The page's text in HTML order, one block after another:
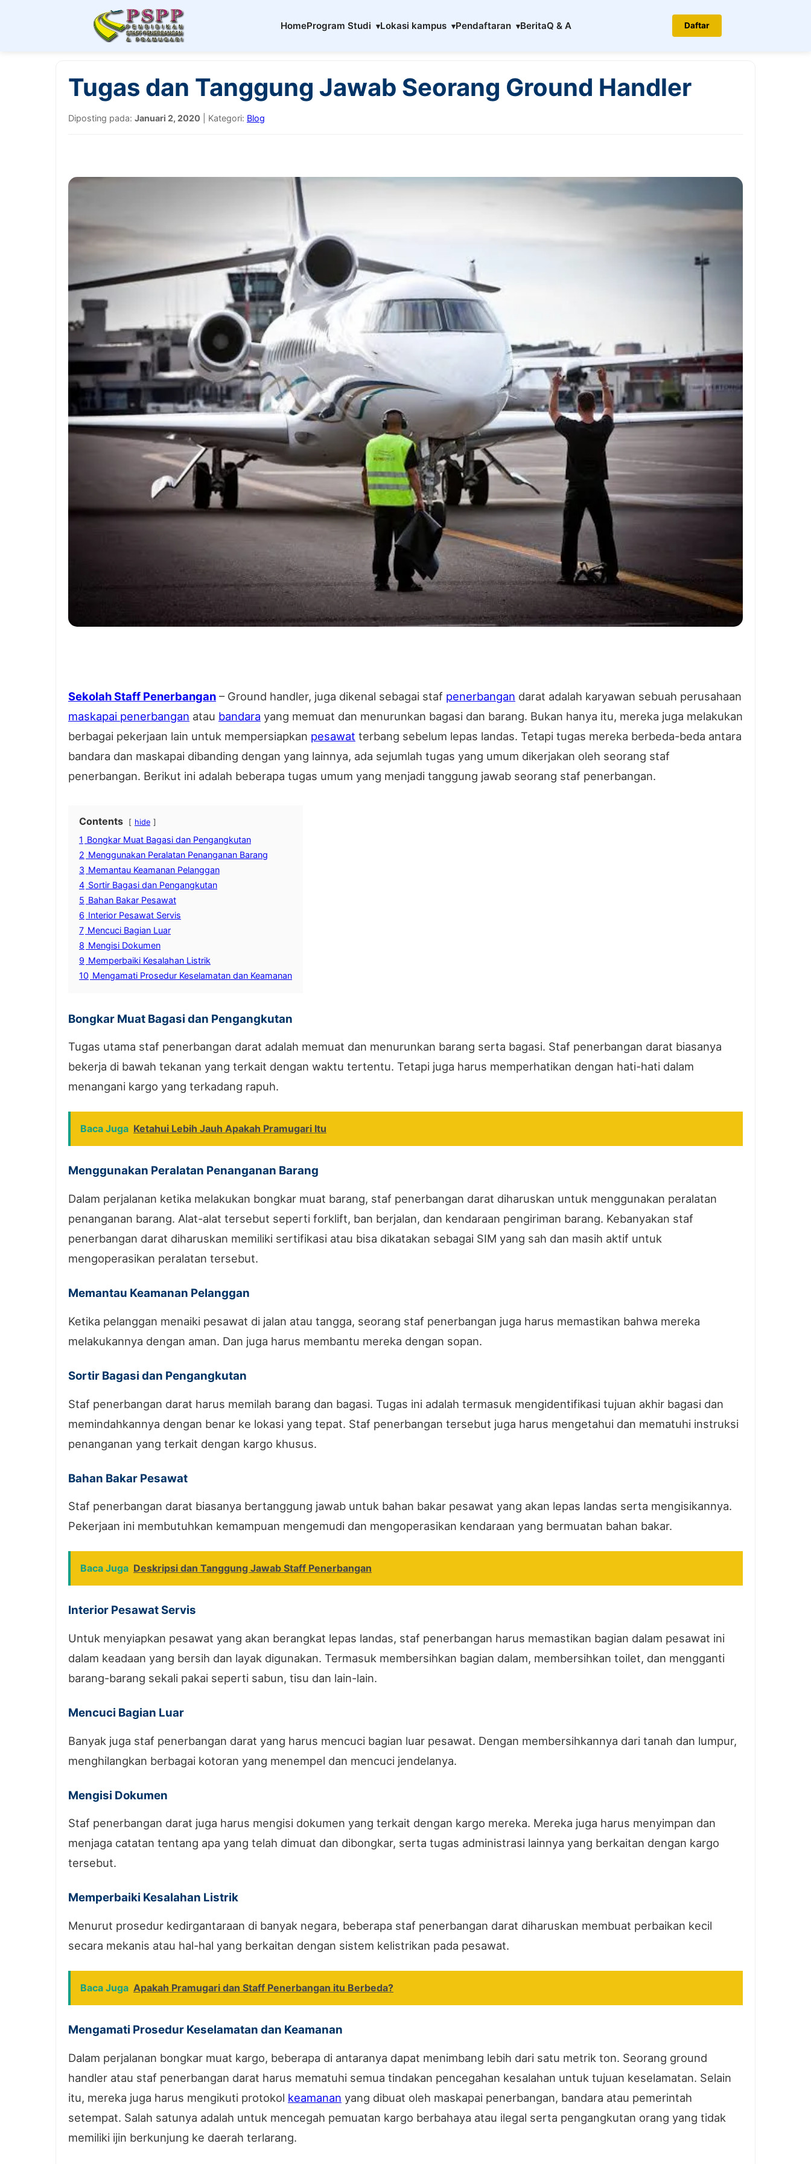
HomeProgram Studi Lokasi kampus Pendaftaran BeritaQ & A Daftar
Tugas dan Tanggung Jawab Seorang Ground Handler
Diposting pada: Januari 2, 2020 | Kategori: Blog
Sekolah Staff Penerbangan – Ground handler, juga dikenal sebagai staf penerbangan darat adalah karyawan sebuah perusahaan
maskapai penerbangan atau bandara yang memuat dan menurunkan bagasi dan barang. Bukan hanya itu, mereka juga melakukan
berbagai pekerjaan lain untuk mempersiapkan pesawat terbang sebelum lepas landas. Tetapi tugas mereka berbeda-beda antara
bandara dan maskapai dibanding dengan yang lainnya, ada sejumlah tugas yang umum dikerjakan oleh seorang staf
penerbangan. Berikut ini adalah beberapa tugas umum yang menjadi tanggung jawab seorang staf penerbangan.
Contents hide
1 Bongkar Muat Bagasi dan Pengangkutan
2 Menggunakan Peralatan Penanganan Barang
3 Memantau Keamanan Pelanggan
4 Sortir Bagasi dan Pengangkutan
5 Bahan Bakar Pesawat
6 Interior Pesawat Servis
7 Mencuci Bagian Luar
8 Mengisi Dokumen
9 Memperbaiki Kesalahan Listrik
10 Mengamati Prosedur Keselamatan dan Keamanan
Bongkar Muat Bagasi dan Pengangkutan
Tugas utama staf penerbangan darat adalah memuat dan menurunkan barang serta bagasi. Staf penerbangan darat biasanya
bekerja di bawah tekanan yang terkait dengan waktu tertentu. Tetapi juga harus memperhatikan dengan hati-hati dalam
menangani kargo yang terkadang rapuh.
Baca Juga Ketahui Lebih Jauh Apakah Pramugari Itu
Menggunakan Peralatan Penanganan Barang
Dalam perjalanan ketika melakukan bongkar muat barang, staf penerbangan darat diharuskan untuk menggunakan peralatan
penanganan barang. Alat-alat tersebut seperti forklift, ban berjalan, dan kendaraan pengiriman barang. Kebanyakan staf
penerbangan darat diharuskan memiliki sertifikasi atau bisa dikatakan sebagai SIM yang sah dan masih aktif untuk
mengoperasikan peralatan tersebut.
Memantau Keamanan Pelanggan
Ketika pelanggan menaiki pesawat di jalan atau tangga, seorang staf penerbangan juga harus memastikan bahwa mereka
melakukannya dengan aman. Dan juga harus membantu mereka dengan sopan.
Sortir Bagasi dan Pengangkutan
Staf penerbangan darat harus memilah barang dan bagasi. Tugas ini adalah termasuk mengidentifikasi tujuan akhir bagasi dan
memindahkannya dengan benar ke lokasi yang tepat. Staf penerbangan tersebut juga harus mengetahui dan mematuhi instruksi
penanganan yang terkait dengan kargo khusus.
Bahan Bakar Pesawat
Staf penerbangan darat biasanya bertanggung jawab untuk bahan bakar pesawat yang akan lepas landas serta mengisikannya.
Pekerjaan ini membutuhkan kemampuan mengemudi dan mengoperasikan kendaraan yang bermuatan bahan bakar.
Baca Juga Deskripsi dan Tanggung Jawab Staff Penerbangan
Interior Pesawat Servis
Untuk menyiapkan pesawat yang akan berangkat lepas landas, staf penerbangan harus memastikan bagian dalam pesawat ini
dalam keadaan yang bersih dan layak digunakan. Termasuk membersihkan bagian dalam, membersihkan toilet, dan mengganti
barang-barang sekali pakai seperti sabun, tisu dan lain-lain.
Mencuci Bagian Luar
Banyak juga staf penerbangan darat yang harus mencuci bagian luar pesawat. Dengan membersihkannya dari tanah dan lumpur,
menghilangkan berbagai kotoran yang menempel dan mencuci jendelanya.
Mengisi Dokumen
Staf penerbangan darat juga harus mengisi dokumen yang terkait dengan kargo mereka. Mereka juga harus menyimpan dan
menjaga catatan tentang apa yang telah dimuat dan dibongkar, serta tugas administrasi lainnya yang berkaitan dengan kargo
tersebut.
Memperbaiki Kesalahan Listrik
Menurut prosedur kedirgantaraan di banyak negara, beberapa staf penerbangan darat diharuskan membuat perbaikan kecil
secara mekanis atau hal-hal yang berkaitan dengan sistem kelistrikan pada pesawat.
Baca Juga Apakah Pramugari dan Staff Penerbangan itu Berbeda?
Mengamati Prosedur Keselamatan dan Keamanan
Dalam perjalanan bongkar muat kargo, beberapa di antaranya dapat menimbang lebih dari satu metrik ton. Seorang ground
handler atau staf penerbangan darat harus mematuhi semua tindakan pencegahan kesalahan untuk tujuan keselamatan. Selain
itu, mereka juga harus mengikuti protokol keamanan yang dibuat oleh maskapai penerbangan, bandara atau pemerintah
setempat. Salah satunya adalah untuk mencegah pemuatan kargo berbahaya atau ilegal serta pengangkutan orang yang tidak
memiliki ijin berkunjung ke daerah terlarang.